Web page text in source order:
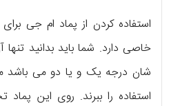
استفاده کردن از پماد ام جی
خاصی دارد. شما باید بدانید تنها
شان درجه یک و یا دو می باشد
استفاده را ببرند. روی این